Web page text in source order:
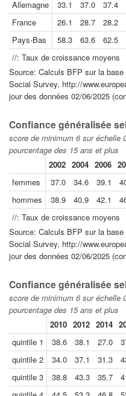
Allemagne
33.1 37.0 37.4
France
26.1 28.7 28.2
Pays-Bas
58.3 63.6 62.5
//: Taux de croissance moyens
Source: Calculs BFP sur la
Social Survey, http://
jour des données 02/06/2025
Confiance généralisée
score de minimum 6 sur échelle
pourcentage des 15 ans et plus
2002 2004 2006
femmes
37.0 34.6 39.1
hommes
38.9 40.9 42.1
//: Taux de croissance moyens
Source: Calculs BFP sur la
Social Survey, http://
jour des données 02/06/2025
Confiance généralisée
score de minimum 6 sur échelle
pourcentage des 15 ans et plus
2010 2012 2014
quintile 1
38.6 38.1 27.0
quintile 2
34.0 37.1 31.3
quintile 3
38.8 43.3 35.7